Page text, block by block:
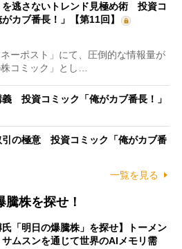
を逃さないトレンド見極め術 投資コ
カブ番長！」【第11回】
ーポスト」にて、圧倒的な情報量が
コミック」とし…
投資コミック「俺がカブ番長！」
引の極意 投資コミック「俺がカブ番
一覧を見る
株を探せ！
氏「明日の爆騰株」を探せ】トーメン
ムスンを通じて世界のAIメモリ需